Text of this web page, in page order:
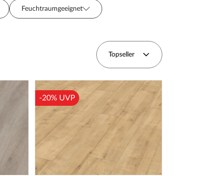
Feuchtraumgeeignet
Topseller
-20% UVP